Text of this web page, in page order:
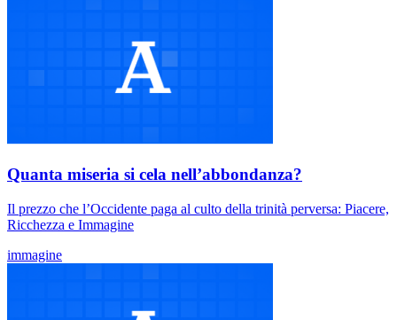
Quanta miseria si cela nell’abbondanza?
Il prezzo che l’Occidente paga al culto della trinità perversa: Piacere,
Ricchezza e Immagine
immagine